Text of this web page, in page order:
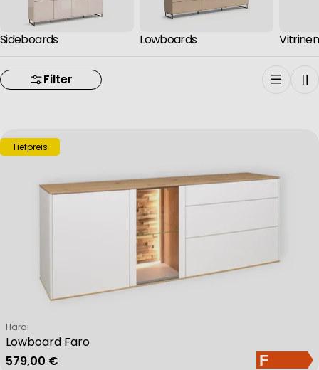
Sideboards Lowboards Vitrinen
Filter
Tiefpreis
Lowboard Faro
Verkäufer:
Hardi
Regulärer Preis
579,00 €